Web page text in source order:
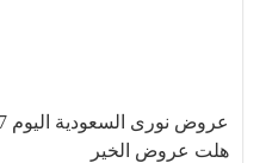
هلت عروض الخير